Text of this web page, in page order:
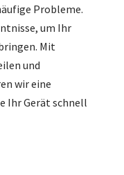
Probleme.
um Ihr
Mit
und
wir eine
Ihr Gerät schnell